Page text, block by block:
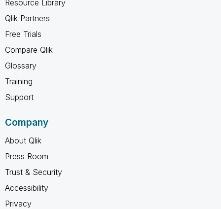
Resource Library
Qlik Partners
Free Trials
Compare Qlik
Glossary
Training
Support
Company
About Qlik
Press Room
Trust & Security
Accessibility
Privacy